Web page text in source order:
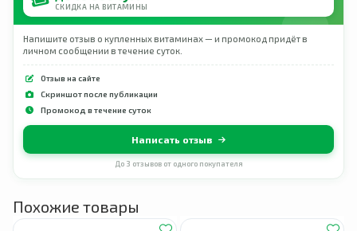
СКИДКА НА ВИТАМИНЫ
Напишите отзыв о купленных витаминах — и промокод придёт в
личном сообщении в течение суток.
Отзыв на сайте
Скриншот после публикации
Промокод в течение суток
Написать отзыв
До 3 отзывов от одного покупателя
Похожие товары